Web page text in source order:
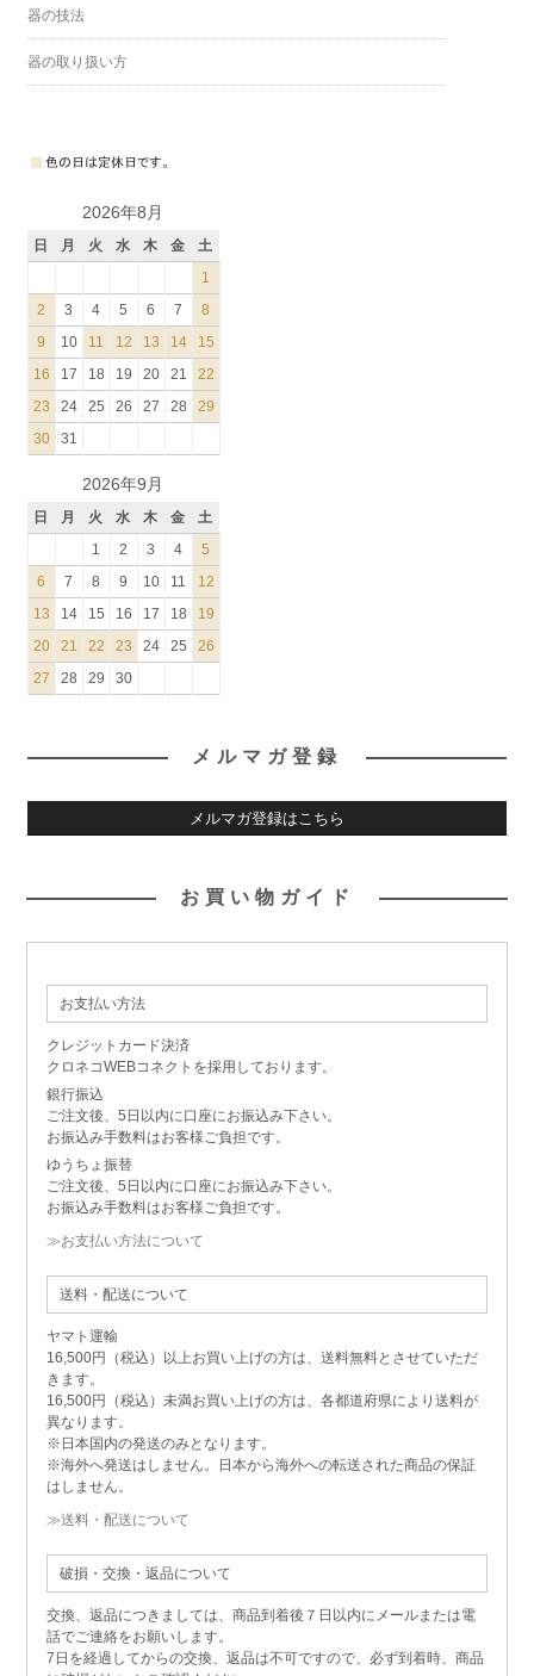
器の技法
器の取り扱い方
2026年8月
日 月 火 水 木 金
土
1
2
3 4 5 6 7
8
9
10 11 12 13 14
15
16
17 18 19 20 21
22
23
24 25 26 27 28
29
30
31
2026年9月
日 月 火 水 木 金
土
1
2 3 4
5
6
7 8 9 10 11
12
13
14 15 16 17 18
19
20
21 22 23 24 25
26
27
28 29 30
メルマガ登録
メルマガ登録はこちら
お買い物ガイド
お支払い方法
クレジットカード決済
クロネコWEBコネクトを採用しております。
銀行振込
ご注文後、5日以内に口座にお振込み下さい。
お振込み手数料はお客様ご負担です。
ゆうちょ振替
ご注文後、5日以内に口座にお振込み下さい。
お振込み手数料はお客様ご負担です。
≫お支払い方法について
送料・配送について
ヤマト運輸
16,500円（税込）以上お買い上げの方は、送料無料とさせていただ
きます。
16,500円（税込）未満お買い上げの方は、各都道府県により送料が
異なります。
※日本国内の発送のみとなります。
※海外へ発送はしません。日本から海外への転送された商品の保証
はしません。
≫送料・配送について
破損・交換・返品について
交換、返品につきましては、商品到着後７日以内にメールまたは電
話でご連絡をお願いします。
7日を経過してからの交換、返品は不可ですので、必ず到着時、商品